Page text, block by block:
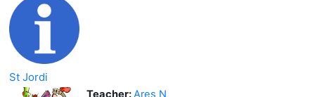
St Jordi
Teacher:Ares N